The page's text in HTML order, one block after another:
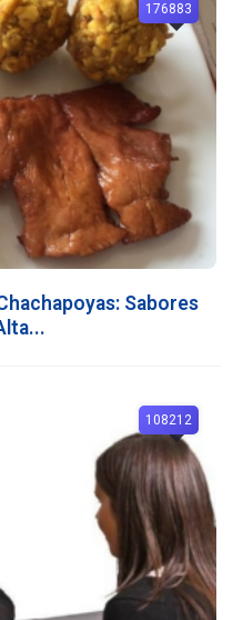
Sabores
176883
108212